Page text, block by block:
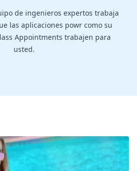
de ingenieros expertos trabaja
las aplicaciones powr como su
Appointments trabajen para
usted.